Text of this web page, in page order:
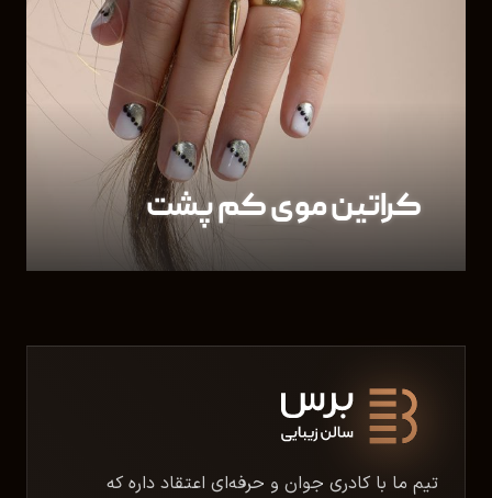
کراتین موی کم پشت
تیم ما با کادری جوان و حرفه‌ای اعتقاد داره که